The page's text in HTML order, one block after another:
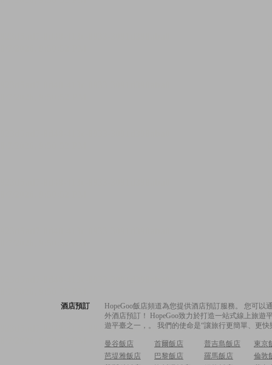
酒店預訂
HopeGoo飯店頻道為您提供酒店預訂服務。 您可
外酒店預訂！ HopeGoo致力於打造一站式線上旅
遊平臺之一，。 我們的使命是“讓旅行更簡單、更
曼谷飯店 首爾飯店 普吉島飯店
東京
芭堤雅飯店
巴黎飯店 羅馬飯店
倫敦